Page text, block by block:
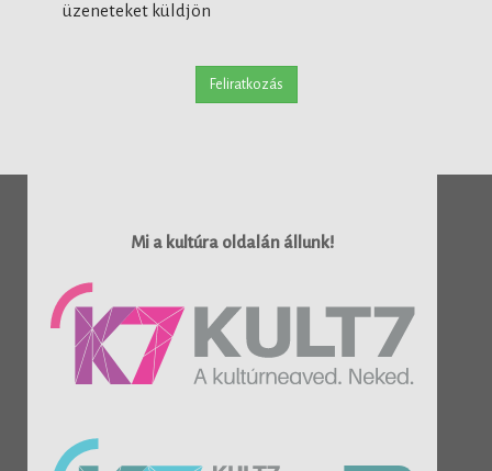
üzeneteket küldjön
Feliratkozás
Mi a kultúra oldalán állunk!